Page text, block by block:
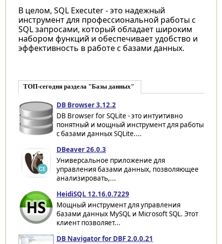
В целом, SQL Executer - это надежный
инструмент для профессиональной работы с
SQL запросами, который обладает широким
набором функций и обеспечивает удобство и
эффективность в работе с базами данных.
ТОП-сегодня раздела "Базы данных"
DB Browser 3.12.2
DB Browser for SQLite - это интуитивно
понятный и мощный инструмент для работы
с базами данных SQLite....
DBeaver 26.0.3
Универсальное приложение для
управления базами данных, позволяющее
анализировать,...
HeidiSQL 12.16.0.7229
Мощный инструмент для управления
базами данных MySQL и Microsoft SQL. Этот
клиент позволяет...
DB Navigator for DBF 2.0.0.21